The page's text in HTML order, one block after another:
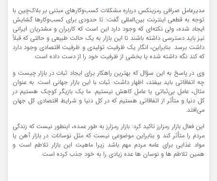
مدیرعامل صرافی رمزینکس درباره مشکلات کسب‌وکارهای مبتنی بر بلاک‌چین با
توجه به قطعی اینترنت بین‌المللی گفت: تا حدودی برای کسب‌وکارها گشایش
ایجاد شده، ولی نکته‌ای که وجود دارد این است که کاربران و مشتریان ایرانی
نیز باید دسترسی داشته باشند تا این بازار به یک حالت طبیعی و حالتی که قبلاً
داشت برسد. بنابراین، انگار یک ظرفیت تولیدی و ظرفیت اقتصادی وجود دارد
که کند نگه داشته شده یا بخشی از ظرفیت خود را از دست داده است.
وی در پاسخ به این سؤال که بهترین راهکار برای ایجاد ثبات در بازار چیست و
چه اتفاقاتی باید بیفتد، اظهار داشت: ثبات با این بازار جهانی است. به عنوان
مثال، عامل بی‌ثباتی یا عامل کاهش نیستیم. ما یک بازیگر کوچک هستیم در
کل دنیا و متأثر از اتفاقاتی هستیم که در کل دنیا و شرایط اقتصادی کل جهان
می‌افتد.
این فعال بازار رمزارز تاکید کرد: بازار رمزارز به طور عمده، اینطور نیست که زندگی
مردم را متأثر کند و بنابراین موضوعی نیست که مثل نوسانات در بازار آهن یا
مواد غذایی برای عامه مردم مهم باشد زیرا ماهیت این بازار تلاطم است و
همین تلاطم ها و نوسان ها عده زیادی را به خود جذب کرده است.